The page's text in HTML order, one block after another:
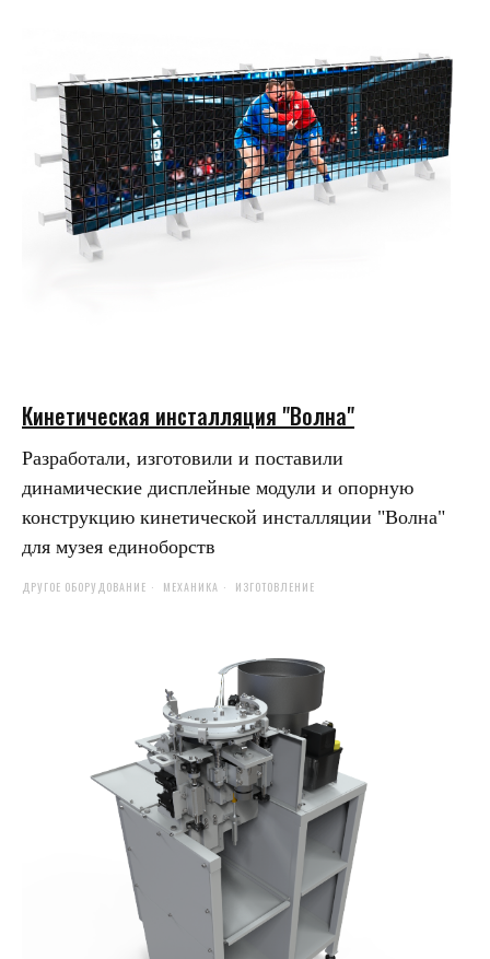
Кинетическая инсталляция "Волна"
Разработали, изготовили и поставили
динамические дисплейные модули и опорную
конструкцию кинетической инсталляции "Волна"
для музея единоборств
ДРУГОЕ ОБОРУДОВАНИЕ МЕХАНИКА ИЗГОТОВЛЕНИЕ